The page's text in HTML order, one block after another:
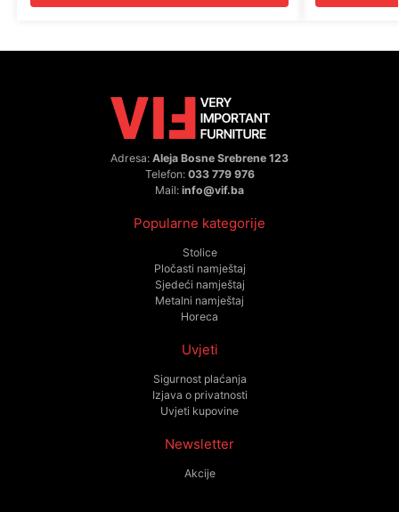
Adresa: Aleja Bosne Srebrene 123
Telefon: 033 779 976
Mail: info@vif.ba
Popularne kategorije
Stolice
Pločasti namještaj
Sjedeći namještaj
Metalni namještaj
Horeca
Uvjeti
Sigurnost plaćanja
Izjava o privatnosti
Uvjeti kupovine
Newsletter
Akcije